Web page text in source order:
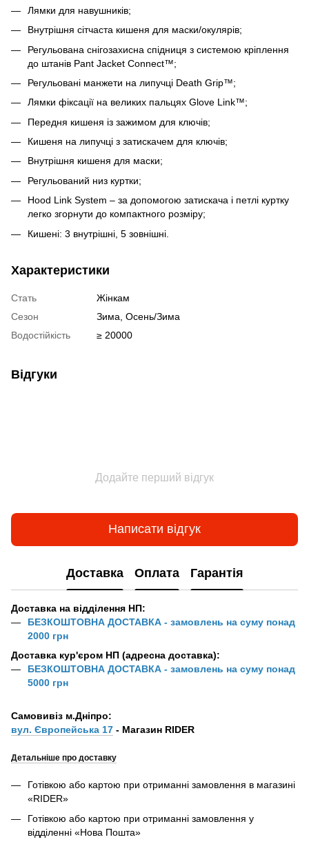
Лямки для навушників;
Внутрішня сітчаста кишеня для маски/окулярів;
Регульована снігозахисна спідниця з системою кріплення
до штанів Pant Jacket Connect™;
Регульовані манжети на липучці Death Grip™;
Лямки фіксації на великих пальцях Glove Link™;
Передня кишеня із зажимом для ключів;
Кишеня на липучці з затискачем для ключів;
Внутрішня кишеня для маски;
Регульований низ куртки;
Hood Link System – за допомогою затискача і петлі куртку
легко згорнути до компактного розміру;
Кишені: 3 внутрішні, 5 зовнішні.
Характеристики
Стать
Жінкам
Сезон
Зима, Осень/Зима
Водостійкість
≥ 20000
Відгуки
Додайте перший відгук
Написати відгук
Доставка Оплата Гарантія
Доставка на відділення НП:
БЕЗКОШТОВНА ДОСТАВКА - замовлень на суму понад
2000 грн
Доставка кур'єром НП (адресна доставка):
БЕЗКОШТОВНА ДОСТАВКА - замовлень на суму понад
5000 грн
Самовивіз м.Дніпро:
вул. Європейська 17 - Магазин RIDER
Детальніше про доставку
Готівкою або картою при отриманні замовлення в магазині
«RIDER»
Готівкою або картою при отриманні замовлення у
відділенні «Нова Пошта»